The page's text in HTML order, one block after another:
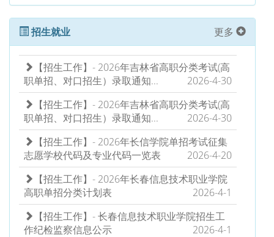
招生就业 更多
【招生工作】- 2026年吉林省高职分类考试(高
职单招、对口招生）录取通知...
2026-4-30
【招生工作】- 2026年吉林省高职分类考试(高
职单招、对口招生）录取通知...
2026-4-30
【招生工作】- 2026年长信学院单招考试征集
志愿学校代码及专业代码一览表
2026-4-20
【招生工作】- 2026年长春信息技术职业学院
高职单招分类计划表
2026-4-1
【招生工作】- 长春信息技术职业学院招生工
作纪检监察信息公示
2026-4-1